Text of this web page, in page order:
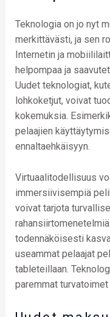
Teknologia on jo nyt
merkittävästi, ja sen
Internetin ja
helpompaa ja
Uudet teknologiat,
lohkoketjut, voivat
kokemuksia.
pelaajien
ennaltaehkäisyyn.
Virtuaalitodellisuus
immersiivisempiä
voivat tarjota
todennäköisesti
useammat pelaajat
tableteillaan.
paremmat turvatoimet